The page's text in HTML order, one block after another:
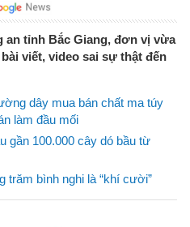
an tỉnh Bắc Giang, đơn vị vừa
viết, video sai sự thật đến
dây mua bán chất ma túy
làm đầu mối
gần 100.000 cây dó bầu từ
trăm bình nghi là “khí cười”